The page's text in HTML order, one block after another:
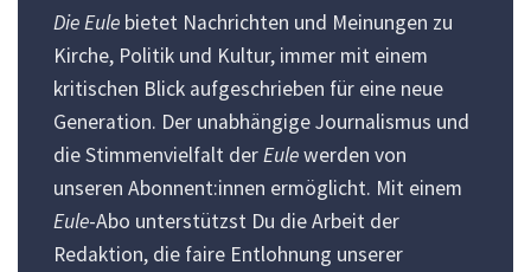
Die Eule bietet Nachrichten und Meinungen zu
Kirche, Politik und Kultur, immer mit einem
kritischen Blick aufgeschrieben für eine neue
Generation. Der unabhängige Journalismus und
die Stimmenvielfalt derEulewerden von
unseren Abonnent:innen ermöglicht. Mit einem
Eule-Abo unterstützst Du die Arbeit der
Redaktion, die faire Entlohnung unserer